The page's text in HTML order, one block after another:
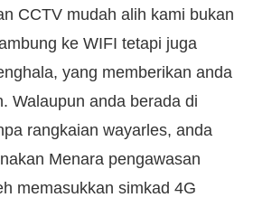
CCTV mudah alih kami bukan
ke WIFI tetapi juga
yang memberikan anda
Walaupun anda berada di
rangkaian wayarles, anda
Menara pengawasan
memasukkan simkad 4G